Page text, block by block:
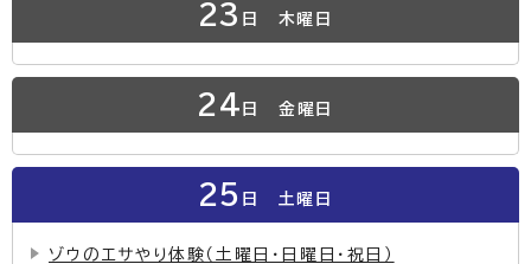
23 日 木曜日
24 日 金曜日
25 日 土曜日
ゾウのエサやり体験（土曜日・日曜日・祝日）